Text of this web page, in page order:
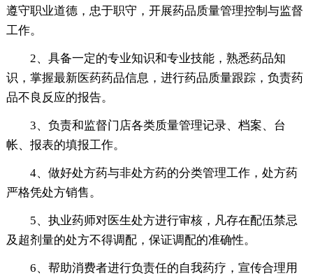
遵守职业道德，忠于职守，开展药品质量管理控制与监督
工作。
2、具备一定的专业知识和专业技能，熟悉药品知
识，掌握最新医药药品信息，进行药品质量跟踪，负责药
品不良反应的报告。
3、负责和监督门店各类质量管理记录、档案、台
帐、报表的填报工作。
4、做好处方药与非处方药的分类管理工作，处方药
严格凭处方销售。
5、执业药师对医生处方进行审核，凡存在配伍禁忌
及超剂量的处方不得调配，保证调配的准确性。
6、帮助消费者进行负责任的自我药疗，宣传合理用